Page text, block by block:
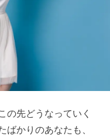
の先どうなっていく
かりのあなたも、